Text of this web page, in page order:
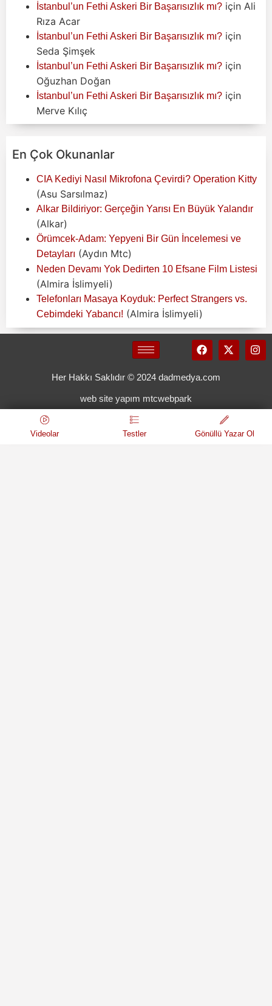
İstanbul’un Fethi Askeri Bir Başarısızlık mı? için Ali
Rıza Acar
İstanbul’un Fethi Askeri Bir Başarısızlık mı? için
Seda Şimşek
İstanbul’un Fethi Askeri Bir Başarısızlık mı? için
Oğuzhan Doğan
İstanbul’un Fethi Askeri Bir Başarısızlık mı? için
Merve Kılıç
En Çok Okunanlar
CIA Kediyi Nasıl Mikrofona Çevirdi? Operation Kitty
(Asu Sarsılmaz)
Alkar Bildiriyor: Gerçeğin Yarısı En Büyük Yalandır
(Alkar)
Örümcek-Adam: Yepyeni Bir Gün İncelemesi ve
Detayları (Aydın Mtc)
Neden Devamı Yok Dedirten 10 Efsane Film Listesi
(Almira İslimyeli)
Telefonları Masaya Koyduk: Perfect Strangers vs.
Cebimdeki Yabancı! (Almira İslimyeli)
Her Hakkı Saklıdır © 2024 dadmedya.com
web site yapım mtcwebpark
Videolar Testler Gönüllü Yazar Ol